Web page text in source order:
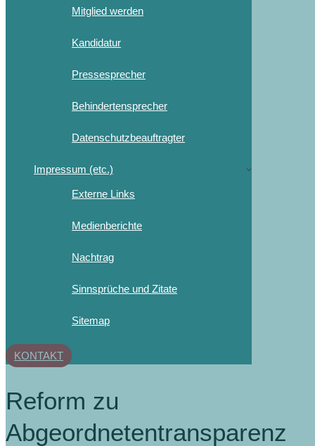
Mitglied werden
Kandidatur
Pressesprecher
Behindertensprecher
Datenschutzbeauftragter
Impressum (etc.)
Externe Links
Medienberichte
Nachtrag
Sinnsprüche und Zitate
Sitemap
KONTAKT
Reform zu
Abgeordnetentransparenz